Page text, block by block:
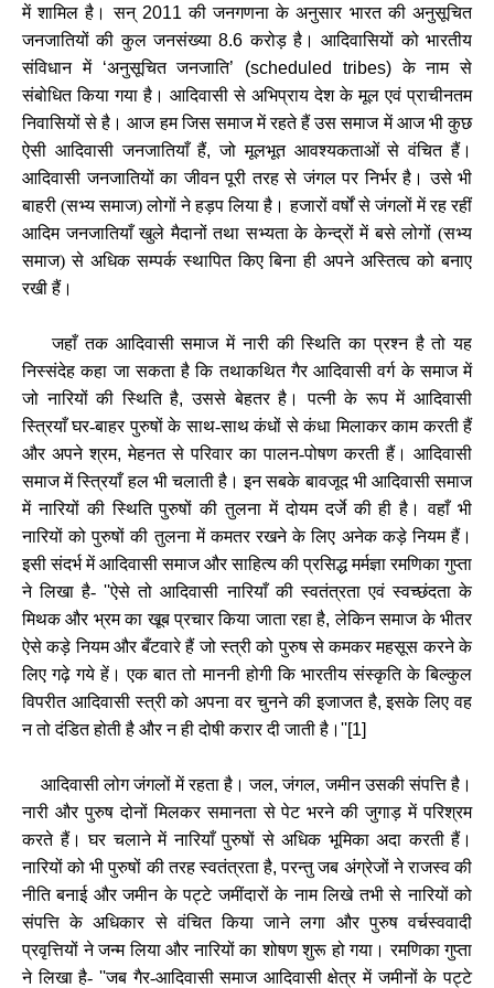
में शामिल है। सन् 2011 की जनगणना के अनुसार भारत की अनुसूचित
जनजातियों की कुल जनसंख्या8.6 करोड़ है। आदिवासियों को भारतीय
संविधान में ‘अनुसूचित जनजाति’ (scheduled tribes)के नाम से
संबोधित किया गया है। आदिवासी से अभिप्राय देश के मूल एवं प्राचीनतम
निवासियों से है। आज हम जिस समाज में रहते हैं उस समाज में आज भी कुछ
ऐसी आदिवासी जनजातियाँ हैं,जो मूलभूत आवश्यकताओं से वंचित हैं।
आदिवासी जनजातियों का जीवन पूरी तरह से जंगल पर निर्भर है। उसे भी
बाहरी (सभ्य समाज) लोगों ने हड़प लिया है। हजारों वर्षों से जंगलों में रह रहीं
आदिम जनजातियाँ खुले मैदानों तथा सभ्यता के केन्द्रों में बसे लोगों (सभ्य
समाज) से अधिक सम्पर्क स्थापित किए बिना ही अपने अस्तित्व को बनाए
रखी हैं।
जहाँ तक आदिवासी समाज में नारी की स्थिति का प्रश्‍न है तो यह
निस्‍संदेह कहा जा सकता है कि तथाकथित गैर आदिवासी वर्ग के समाज में
जो नारियों की स्थिति है,उससे बेहतर है। पत्‍नी के रूप में आदिवासी
स्त्रियाँ घर-बाहर पुरुषों के साथ-साथ कंधों से कंधा मिलाकर काम करती हैं
और अपने श्रम,मेहनत से परिवार का पालन-पोषण करती हैं। आदिवासी
समाज में स्त्रियाँ हल भी चलाती है। इन सबके बावजूद भी आदिवासी समाज
में नारियों की स्थिति पुरुषों की तुलना में दोयम दर्जे की ही है। वहाँ भी
नारियों को पुरुषों की तुलना में कमतर रखने के लिए अनेक कड़े नियम हैं।
इसी संदर्भ में आदिवासी समाज और साहित्‍य की प्रसिद्ध मर्मज्ञा रमणिका गुप्‍ता
ने लिखा है-''ऐसे तो आदिवासी नारियाँ की स्‍वतंत्रता एवं स्‍वच्‍छंदता के
मिथक और भ्रम का खूब प्रचार किया जाता रहा है,लेकिन समाज के भीतर
ऐसे कड़े नियम और बँटवारे हैं जो स्‍त्री को पुरुष से कमकर महसूस करने के
लिए गढ़े गये हें। एक बात तो माननी होगी कि भारतीय संस्‍कृति के बिल्‍कुल
विपरीत आदिवासी स्‍त्री को अपना वर चुनने की इजाजत है,इसके लिए वह
न तो दंडित होती है और न ही दोषी करार दी जाती है। ''[1]
आदिवासी लोग जंगलों में रहता है। जल,जंगल,जमीन उसकी संपत्ति है।
नारी और पुरुष दोनों मिलकर समानता से पेट भरने की जुगाड़ में परिश्रम
करते हैं। घर चलाने में नारियाँ पुरुषों से अधिक भूमिका अदा करती हैं।
नारियों को भी पुरुषों की तरह स्‍वतंत्रता है,परन्‍तु जब अंग्रेजों ने राजस्‍व की
नीति बनाई और जमीन के पट्टे जमींदारों के नाम लिखे तभी से नारियों को
संपत्ति के अधिकार से वंचित किया जाने लगा और पुरुष वर्चस्‍ववादी
प्रवृत्तियों ने जन्‍म लिया और नारियों का शोषण शुरू हो गया। रमणिका गुप्‍ता
ने लिखा है- ''जब गैर-आदिवासी समाज आदिवासी क्षेत्र में जमीनों के पट्टे